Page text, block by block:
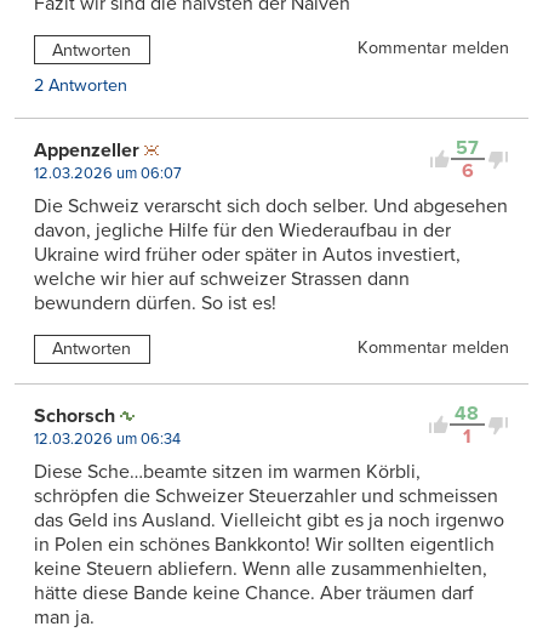
Antworten
Kommentar melden
2 Antworten
57
6
Appenzeller
12.03.2026 um 06:07
Die Schweiz verarscht sich doch selber. Und abgesehen
davon, jegliche Hilfe für den Wiederaufbau in der
Ukraine wird früher oder später in Autos investiert,
welche wir hier auf schweizer Strassen dann
bewundern dürfen. So ist es!
Antworten Kommentar melden
48
1
Schorsch
12.03.2026 um 06:34
Diese Sche…beamte sitzen im warmen Körbli,
schröpfen die Schweizer Steuerzahler und schmeissen
das Geld ins Ausland. Vielleicht gibt es ja noch irgenwo
in Polen ein schönes Bankkonto! Wir sollten eigentlich
keine Steuern abliefern. Wenn alle zusammenhielten,
hätte diese Bande keine Chance. Aber träumen darf
man ja.